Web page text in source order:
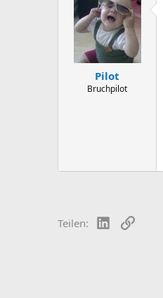
Pilot
Bruchpilot
Teilen: LinkedIn
Link